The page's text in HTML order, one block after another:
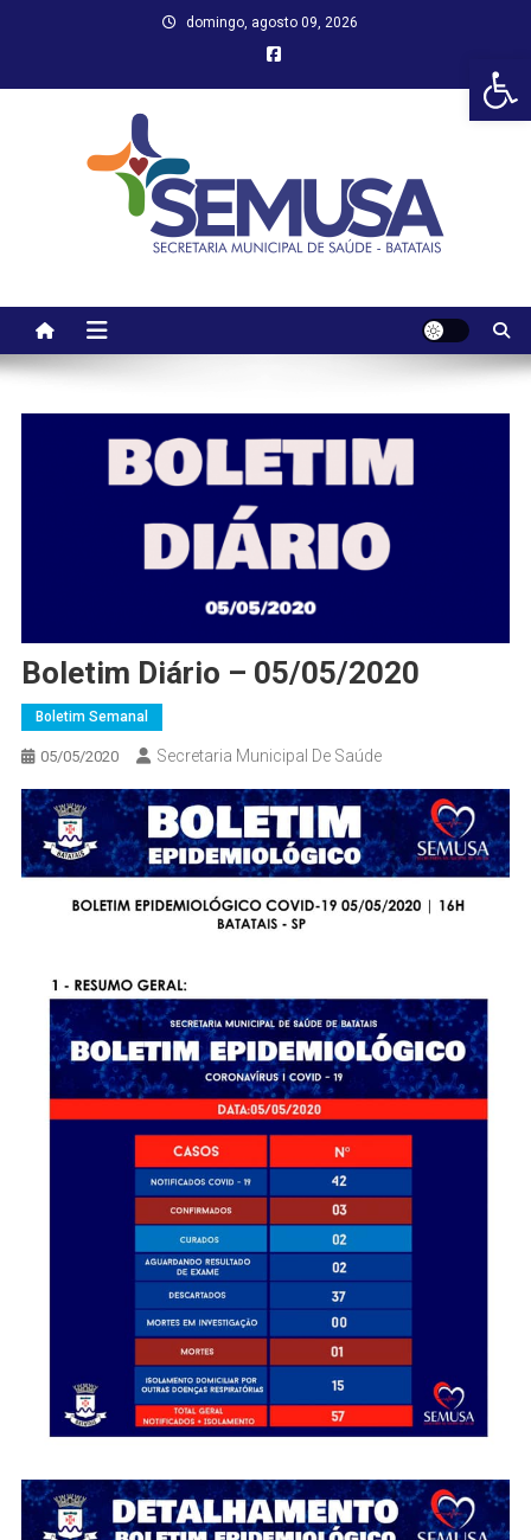
domingo, agosto 09, 2026
Boletim Diário – 05/05/2020
Boletim Semanal
05/05/2020 Secretaria Municipal De Saúde